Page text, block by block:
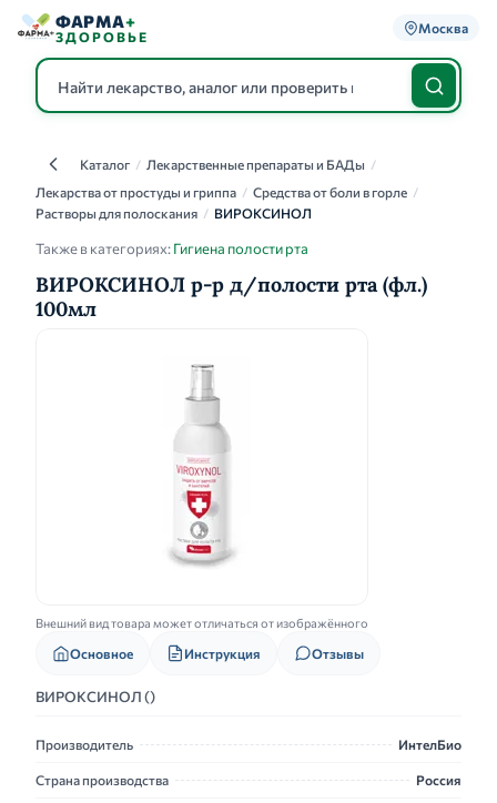
ФАРМА+
ЗДОРОВЬЕ
Москва
КаталогКаталог / Лекарственные препараты и БАДы /
Лекарства от простуды и гриппа / Средства от боли в горле /
Растворы для полоскания / ВИРОКСИНОЛ
Также в категориях:Гигиена полости рта
ВИРОКСИНОЛ р-р д/полости рта (фл.)
100мл
Внешний вид товара может отличаться от изображённого
Основное Инструкция Отзывы
ВИРОКСИНОЛ ()
Производитель ИнтелБио
Страна производства Россия